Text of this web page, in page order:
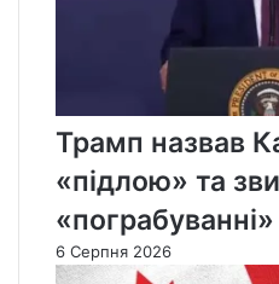
Трамп назвав
«підлою» та
6 Серпня 2026